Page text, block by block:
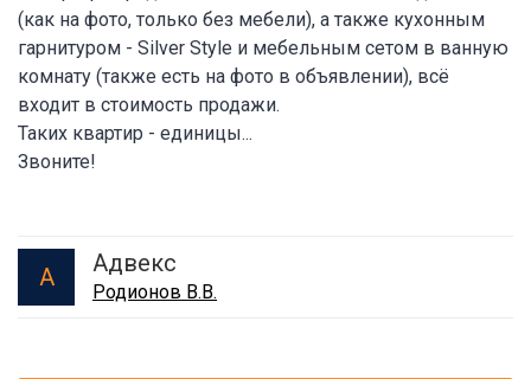
(как на фото, только без мебели), а также кухонным
гарнитуром - Silver Style и мебельным сетом в ванную
комнату (также есть на фото в объявлении), всё
входит в стоимость продажи.
Таких квартир - единицы...
Звоните!
А Адвекс
Родионов В.В.